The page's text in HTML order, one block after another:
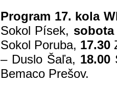
Program 17. kola
Sokol Písek, sobota
Sokol Poruba, 17.30
– Duslo Šaľa, 18.00
Bemaco Prešov.